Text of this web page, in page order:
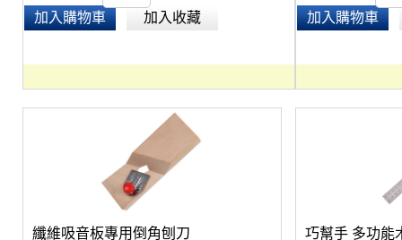
加入購物車 加入收藏 加入購物車
纖維吸音板專用倒角刨刀 巧幫手 多功能